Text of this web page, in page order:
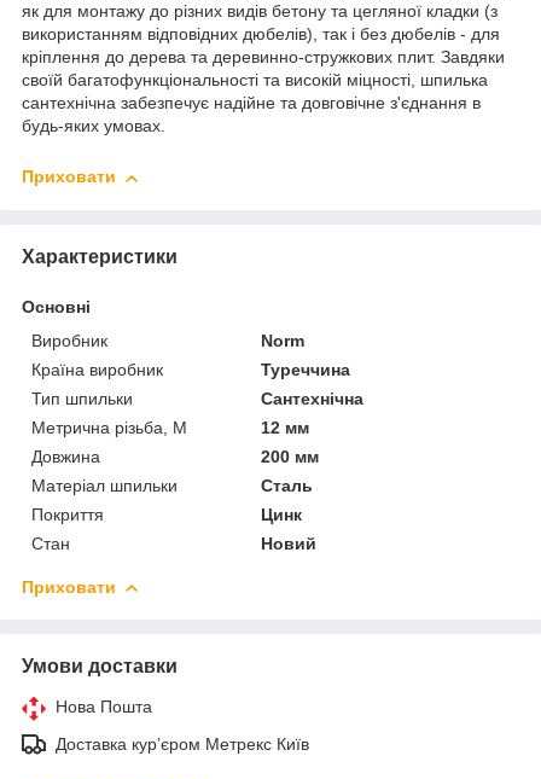
як для монтажу до різних видів бетону та цегляної кладки (з
використанням відповідних дюбелів), так і без дюбелів - для
кріплення до дерева та деревинно-стружкових плит. Завдяки
своїй багатофункціональності та високій міцності, шпилька
сантехнічна забезпечує надійне та довговічне з'єднання в
будь-яких умовах.
Приховати
Характеристики
Основні
Виробник
Norm
Країна виробник
Туреччина
Тип шпильки
Сантехнічна
Метрична різьба, М
12 мм
Довжина
200 мм
Матеріал шпильки
Сталь
Покриття
Цинк
Стан
Новий
Приховати
Умови доставки
Нова Пошта
Доставка курʼєром Метрекс Київ